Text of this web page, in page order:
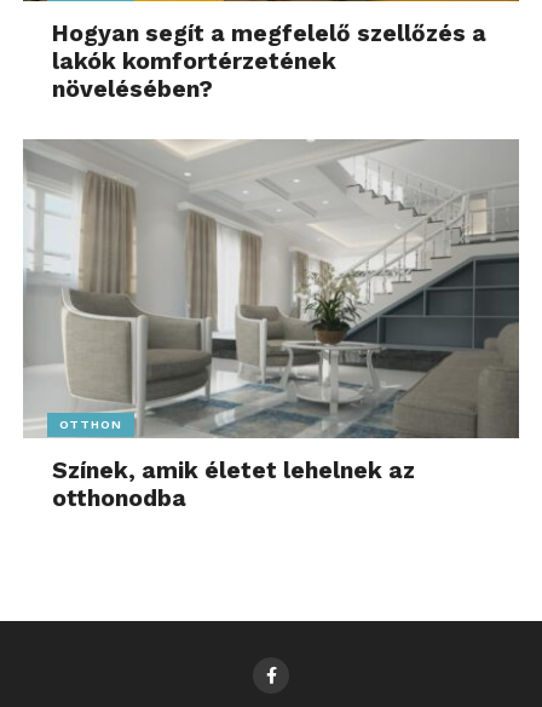
Hogyan segít a megfelelő szellőzés a
lakók komfortérzetének
növelésében?
OTTHON
Színek, amik életet lehelnek az
otthonodba